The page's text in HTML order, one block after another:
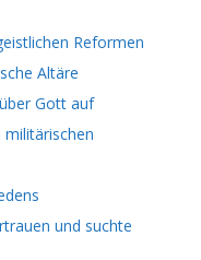
Reformen
Altäre
Gott auf
und suchte